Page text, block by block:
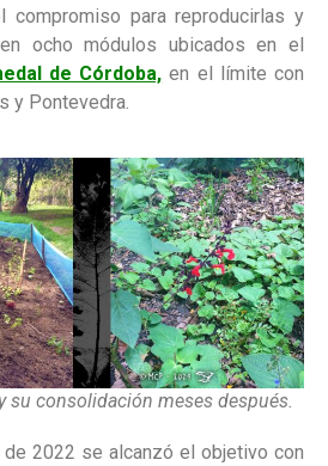
compromiso para reproducirlas y
ocho módulos ubicados en el
de Córdoba, en el límite con
y Pontevedra.
su consolidación meses después.
2022 se alcanzó el objetivo con